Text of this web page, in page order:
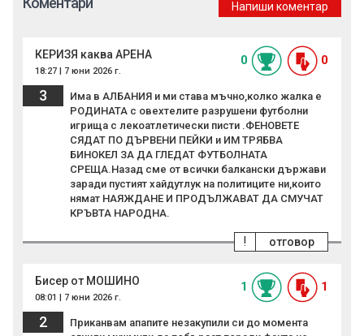
Напиши коментар
КЕРИЗЯ каква АРЕНА
18:27 | 7 юни 2026 г.
0 0
3
Има в АЛБАНИЯ и ми става мъчно,колко жалка е
РОДИНАТА с овехтелите разрушени футболни
игрища с лекоатлетически писти .ФЕНОВЕТЕ
СЯДАТ ПО ДЪРВЕНИ ПЕЙКИ и ИМ ТРЯБВА
БИНОКЕЛ ЗА ДА ГЛЕДАТ ФУТБОЛНАТА
СРЕЩА.Назад сме от всички балкански държави
заради пустият хайдутлук на политиците ни,които
нямат НАЯЖДАНЕ И ПРОДЪЛЖАВАТ ДА СМУЧАТ
КРЪВТА НАРОДНА.
отговор
!
Бисер от МОШИНО
08:01 | 7 юни 2026 г.
1 1
2
Приканвам апапите незакупили си до момента